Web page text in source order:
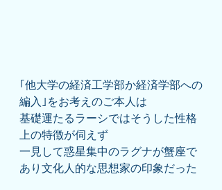
｢他大学の経済工学部か経済学部への
編入｣をお考えのご本人は
基礎運たるラーシではそうした性格
上の特徴が伺えず
一見して惑星集中のラグナが蟹座で
あり文化人的な思想家の印象だった